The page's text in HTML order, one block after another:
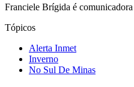
Franciele Brígida é
Tópicos
Alerta Inmet
Inverno
No Sul De Minas